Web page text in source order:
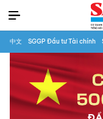
中文 SGGP Đầu tư Tài chính